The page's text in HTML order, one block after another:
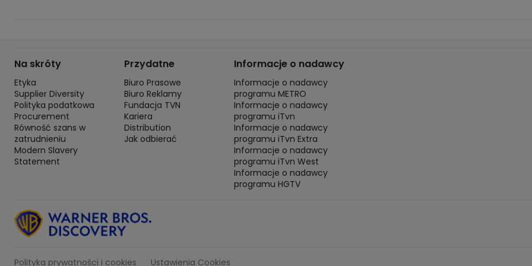
Na skróty
Etyka
Supplier Diversity
Polityka podatkowa
Procurement
Równość szans w
zatrudnieniu
Modern Slavery
Statement
Przydatne
Biuro Prasowe
Biuro Reklamy
Fundacja TVN
Kariera
Distribution
Jak odbierać
Informacje o nadawcy
Informacje o nadawcy
programu METRO
Informacje o nadawcy
programu iTvn
Informacje o nadawcy
programu iTvn Extra
Informacje o nadawcy
programu iTvn West
Informacje o nadawcy
programu HGTV
Polityka prywatności i cookies Ustawienia Cookies